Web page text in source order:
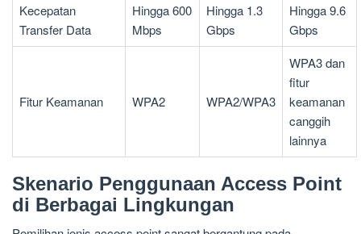
Kecepatan
Transfer Data
Hingga 600
Mbps
Hingga 1.3
Gbps
Hingga 9.6
Gbps
Fitur Keamanan WPA2 WPA2/WPA3
WPA3 dan
fitur
keamanan
canggih
lainnya
Skenario Penggunaan Access Point
di Berbagai Lingkungan